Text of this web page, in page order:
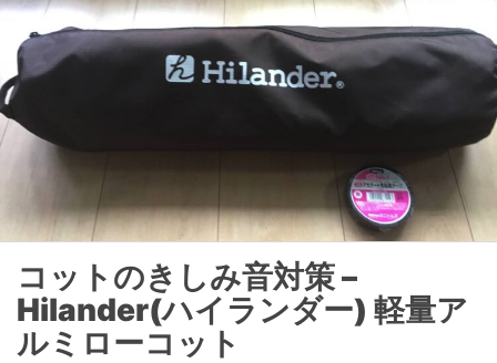
コットのきしみ音対策 –
Hilander(ハイランダー) 軽量ア
ルミローコット